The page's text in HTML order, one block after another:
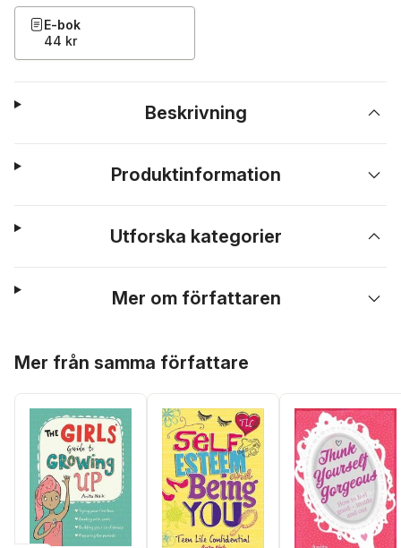
E-bok
44 kr
Beskrivning
Produktinformation
Utforska kategorier
Mer om författaren
Mer från samma författare